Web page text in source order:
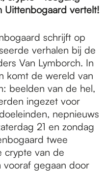
vertelt!
schrijft op
verhalen bij de
Van Lymborch. In
komt de wereld van
beelden van de hel,
ingezet voor
nepnieuws
21 en zondag
twee
crypte van de
vooraf gegaan door